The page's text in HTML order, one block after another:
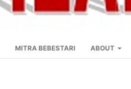
MITRA BEBESTARI ABOUT